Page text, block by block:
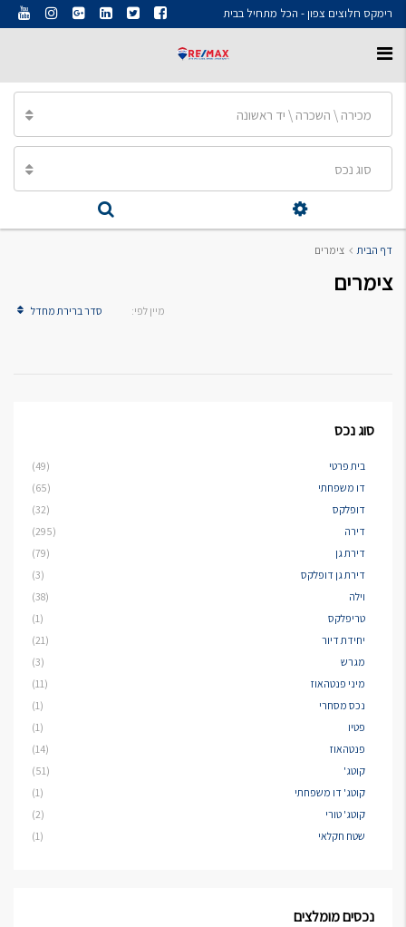
רימקס חלוצים צפון - הכל מתחיל בבית
מכירה \ השכרה \ יד ראשונה
סוג נכס
דף הבית צימרים
צימרים
מיין לפי: סדר ברירת מחדל
סוג נכס
בית פרטי
(49)
דו משפחתי
(65)
דופלקס
(32)
דירה
(295)
דירת גן
(79)
דירת גן דופלקס
(3)
וילה
(38)
טריפלקס
(1)
יחידת דיור
(21)
מגרש
(3)
מיני פנטהאוז
(11)
נכס מסחרי
(1)
פטיו
(1)
פנטהאוז
(14)
קוטג'
(51)
קוטג' דו משפחתי
(1)
קוטג' טורי
(2)
שטח חקלאי
(1)
נכסים מומלצים